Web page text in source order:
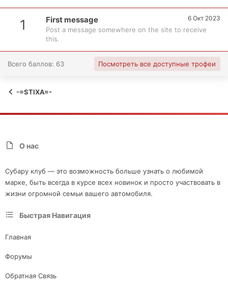
1 6 Окт 2023
First message
Post a message somewhere on the site to receive
this.
Всего баллов: 63 Посмотреть все доступные трофеи
-=STIXA=-
О нас
Субару клуб — это возможность больше узнать о любимой
марке, быть всегда в курсе всех новинок и просто участвовать в
жизни огромной семьи вашего автомобиля.
Быстрая Навигация
Главная
Форумы
Обратная Связь